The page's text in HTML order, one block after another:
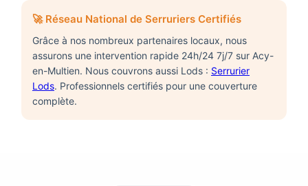
🚀 Réseau National de Serruriers Certifiés
Grâce à nos nombreux partenaires locaux, nous
assurons une intervention rapide 24h/24 7j/7 sur Acy-
en-Multien. Nous couvrons aussi Lods : Serrurier
Lods. Professionnels certifiés pour une couverture
complète.